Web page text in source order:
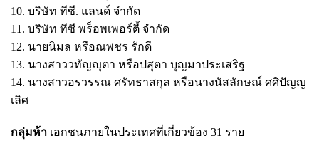
10. บริษัท ทีซี. แลนด์ จำกัด
11. บริษัท ทีซี พร็อพเพอร์ตี้ จำกัด
12. นายนิมล หรือณพชร รักดี
13. นางสาววทัญญุตา หรือปสุตา บุญมาประเสริฐ
14. นางสาวอรวรรณ ศรัทธาสกุล หรือนางนัสลักษณ์ ศศิปัญญ
เลิศ
กลุ่มห้า เอกชนภายในประเทศที่เกี่ยวข้อง 31 ราย